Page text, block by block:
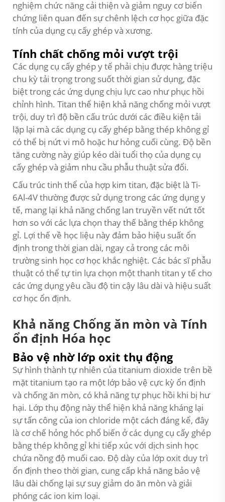
nghiệm chức năng cải thiện và giảm nguy cơ biến
chứng liên quan đến sự chênh lệch cơ học giữa đặc
tính của dụng cụ cấy ghép và xương.
Tính chất chống mỏi vượt trội
Các dụng cụ cấy ghép y tế phải chịu được hàng triệu
chu kỳ tải trọng trong suốt thời gian sử dụng, đặc
biệt trong các ứng dụng chịu lực cao như phục hồi
chỉnh hình. Titan thể hiện khả năng chống mỏi vượt
trội, duy trì độ bền cấu trúc dưới các điều kiện tải
lặp lại mà các dụng cụ cấy ghép bằng thép không gỉ
có thể bị nứt vi mô hoặc hư hỏng cuối cùng. Độ bền
tăng cường này giúp kéo dài tuổi thọ của dụng cụ
cấy ghép và giảm nhu cầu phẫu thuật sửa đổi.
Cấu trúc tinh thể của hợp kim titan, đặc biệt là Ti-
6Al-4V thường được sử dụng trong các ứng dụng y
tế, mang lại khả năng chống lan truyền vết nứt tốt
hơn so với các lựa chọn thay thế bằng thép không
gỉ. Lợi thế về học liệu này đảm bảo hiệu suất ổn
định trong thời gian dài, ngay cả trong các môi
trường sinh học cơ học khắc nghiệt. Các bác sĩ phẫu
thuật có thể tự tin lựa chọn mộtthanh titan y tế cho
các ứng dụng yêu cầu độ tin cậy lâu dài và hiệu suất
cơ học ổn định.
Khả năng Chống ăn mòn và Tính
ổn định Hóa học
Bảo vệ nhờ lớp oxit thụ động
Sự hình thành tự nhiên của titanium dioxide trên bề
mặt titanium tạo ra một lớp bảo vệ cực kỳ ổn định
và chống ăn mòn, có khả năng tự phục hồi khi bị hư
hại. Lớp thụ động này thể hiện khả năng kháng lại
sự tấn công của ion chloride một cách đáng kể, đây
là cơ chế hỏng hóc phổ biến ở các dụng cụ cấy ghép
bằng thép không gỉ khi tiếp xúc với dịch sinh học
chứa nồng độ muối cao. Độ dày của lớp oxit duy trì
ổn định theo thời gian, cung cấp khả năng bảo vệ
lâu dài chống lại sự suy giảm do ăn mòn và giải
phóng các ion kim loại.